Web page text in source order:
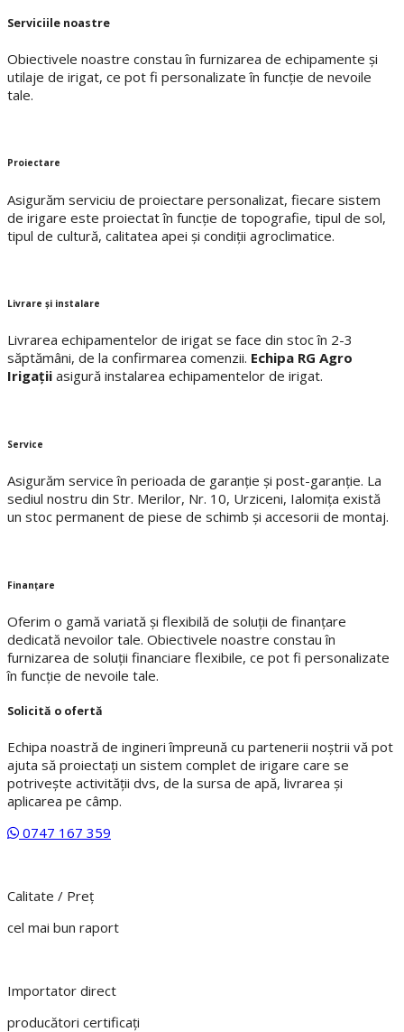
Serviciile noastre
Obiectivele noastre constau în furnizarea de echipamente şi
utilaje de irigat, ce pot fi personalizate în funcție de nevoile
tale.
Proiectare
Asigurăm serviciu de proiectare personalizat, fiecare sistem
de irigare este proiectat în funcție de topografie, tipul de sol,
tipul de cultură, calitatea apei și condiții agroclimatice.
Livrare și instalare
Livrarea echipamentelor de irigat se face din stoc în 2-3
săptămâni, de la confirmarea comenzii. Echipa RG Agro
Irigații asigură instalarea echipamentelor de irigat.
Service
Asigurăm service în perioada de garanție și post-garanție. La
sediul nostru din Str. Merilor, Nr. 10, Urziceni, Ialomiţa există
un stoc permanent de piese de schimb și accesorii de montaj.
Finanțare
Oferim o gamă variată și flexibilă de soluții de finanțare
dedicată nevoilor tale. Obiectivele noastre constau în
furnizarea de soluții financiare flexibile, ce pot fi personalizate
în funcție de nevoile tale.
Solicită o ofertă
Echipa noastră de ingineri împreună cu partenerii noștrii vă pot
ajuta să proiectați un sistem complet de irigare care se
potrivește activității dvs, de la sursa de apă, livrarea și
aplicarea pe câmp.
0747 167 359
Calitate / Preţ
cel mai bun raport
Importator direct
producători certificaţi